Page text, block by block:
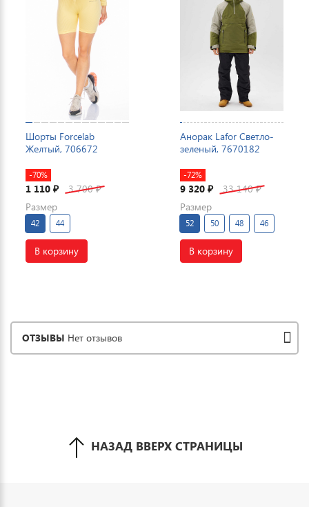
Шорты Forcelab
Желтый, 706672
-70%
1 110 ₽ 3 700₽
Размер
42 44
В корзину
Анорак Lafor Светло-
зеленый, 7670182
-72%
9 320 ₽ 33 140₽
Размер
52 50 48 46
В корзину
ОТЗЫВЫ Нет отзывов
НАЗАД ВВЕРХ СТРАНИЦЫ